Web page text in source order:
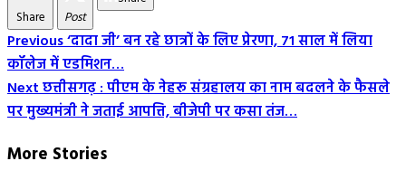
Share Post
Post
Navigation
Previous‘दादा जी’ बन रहे छात्रों के लिए प्रेरणा, 71 साल में लिया
कॉलेज में एडम‍िशन…
Nextछत्तीसगढ़ : पीएम के नेहरू संग्रहालय का नाम बदलने के फैसले
पर मुख्यमंत्री ने जताई आपत्ति, बीजेपी पर कसा तंज…
More Stories